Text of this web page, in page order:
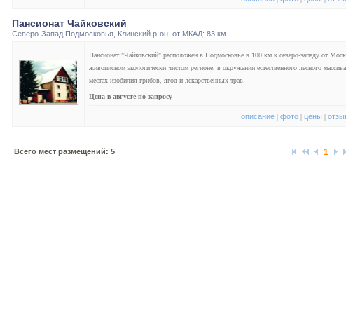
Пансионат Чайковский
Северо-Запад Подмосковья Клинский р-он , от МКАД: 83 км
Пансионат "Чайковский" расположен в Подмосковье в 100 км к северо-западу от
живописном экологически чистом регионе, в окружении естественного лесного
местах изобилия грибов, ягод и лекарственных трав.
Цена в августе по запросу
описание | фото | цены |
Всего мест размещений: 5 1